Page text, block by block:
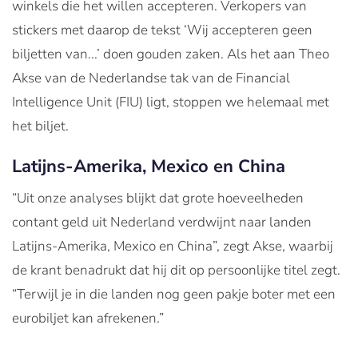
winkels die het willen accepteren. Verkopers van
stickers met daarop de tekst ‘Wij accepteren geen
biljetten van...’ doen gouden zaken. Als het aan Theo
Akse van de Nederlandse tak van de Financial
Intelligence Unit (FIU) ligt, stoppen we helemaal met
het biljet.
Latijns-Amerika, Mexico en China
“Uit onze analyses blijkt dat grote hoeveelheden
contant geld uit Nederland verdwijnt naar landen
Latijns-Amerika, Mexico en China”, zegt Akse, waarbij
de krant benadrukt dat hij dit op persoonlijke titel zegt.
“Terwijl je in die landen nog geen pakje boter met een
eurobiljet kan afrekenen.”